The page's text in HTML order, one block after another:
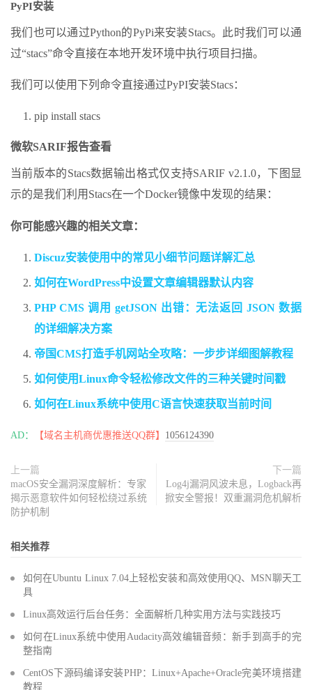
PyPI安装
我们也可以通过Python的PyPi来安装Stacs。此时我们可以通
过“stacs”命令直接在本地开发环境中执行项目扫描。
我们可以使用下列命令直接通过PyPI安装Stacs：
pip install stacs
微软SARIF报告查看
当前版本的Stacs数据输出格式仅支持SARIF v2.1.0，下图显
示的是我们利用Stacs在一个Docker镜像中发现的结果：
你可能感兴趣的相关文章：
Discuz安装使用中的常见小细节问题详解汇总
如何在WordPress中设置文章编辑器默认内容
PHP CMS 调用 getJSON 出错：无法返回 JSON 数据
的详细解决方案
帝国CMS打造手机网站全攻略：一步步详细图解教程
如何使用Linux命令轻松修改文件的三种关键时间戳
如何在Linux系统中使用C语言快速获取当前时间
AD： 【域名主机商优惠推送QQ群】 1056124390
上一篇
macOS安全漏洞深度解析：专家
揭示恶意软件如何轻松绕过系统
防护机制
下一篇
Log4j漏洞风波未息，Logback再
掀安全警报！双重漏洞危机解析
相关推荐
如何在Ubuntu Linux 7.04上轻松安装和高效使用QQ、MSN聊天工
具
Linux高效运行后台任务：全面解析几种实用方法与实践技巧
如何在Linux系统中使用Audacity高效编辑音频：新手到高手的完
整指南
CentOS下源码编译安装PHP：Linux+Apache+Oracle完美环境搭建
教程